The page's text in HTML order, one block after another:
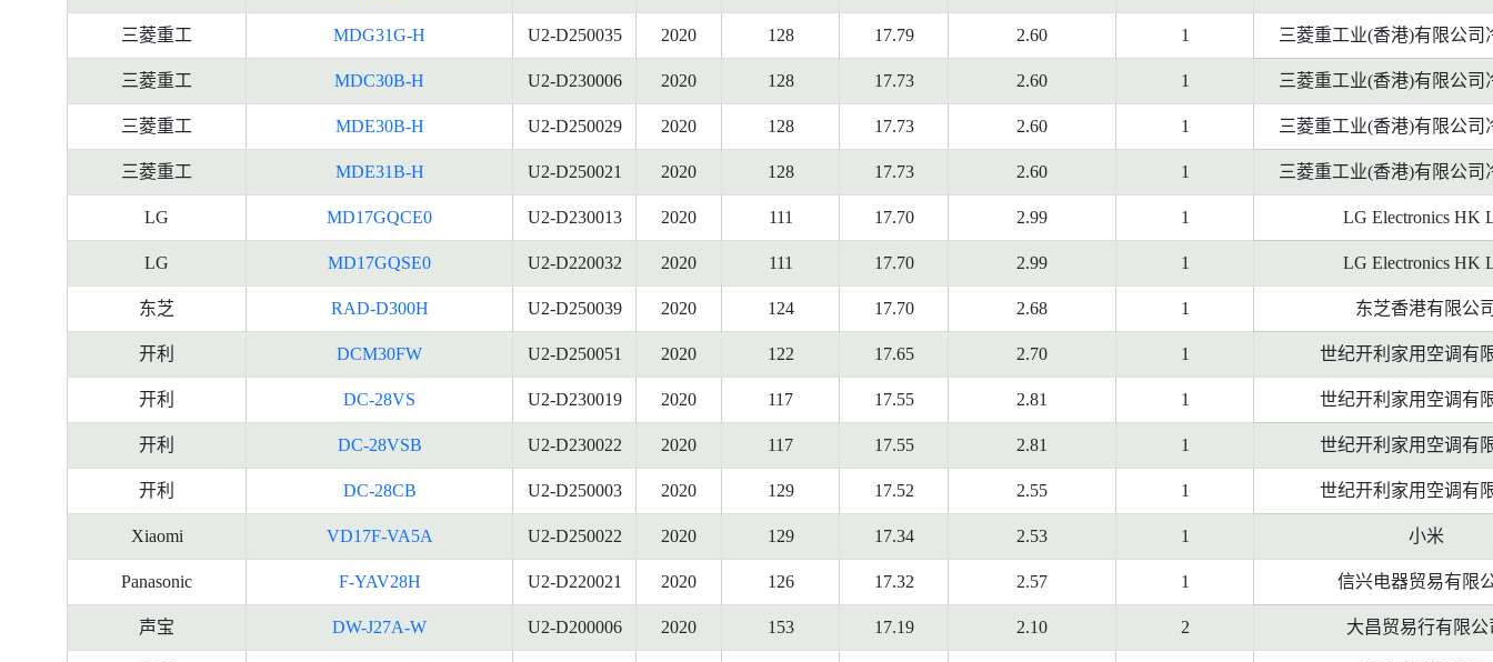
三菱重工 MDG31G-H U2-D250035 2020 128 17.79 2.60 1 三菱重工业(香港)有限公司
三菱重工 MDC30B-H U2-D230006 2020 128 17.73 2.60 1 三菱重工业(香港)有限公司
三菱重工 MDE30B-H U2-D250029 2020 128 17.73 2.60 1 三菱重工业(香港)有限公司
三菱重工 MDE31B-H U2-D250021 2020 128 17.73 2.60 1 三菱重工业(香港)有限公司
LG MD17GQCE0 U2-D230013 2020 111 17.70 2.99 1 LG Electronics HK
LG MD17GQSE0 U2-D220032 2020 111 17.70 2.99 1 LG Electronics HK
东芝 RAD-D300H U2-D250039 2020 124 17.70 2.68 1 东芝香港有限公
开利 DCM30FW U2-D250051 2020 122 17.65 2.70 1 世纪开利家用空调有
开利 DC-28VS U2-D230019 2020 117 17.55 2.81 1 世纪开利家用空调有
开利 DC-28VSB U2-D230022 2020 117 17.55 2.81 1 世纪开利家用空调有
开利 DC-28CB U2-D250003 2020 129 17.52 2.55 1 世纪开利家用空调有
Xiaomi VD17F-VA5A U2-D250022 2020 129 17.34 2.53 1 小米
Panasonic F-YAV28H U2-D220021 2020 126 17.32 2.57 1 信兴电器贸易有限
声宝 DW-J27A-W U2-D200006 2020 153 17.19 2.10 2 大昌贸易行有限公